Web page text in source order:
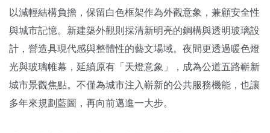
以減輕結構負擔，保留白色框架作為外觀意象，兼顧安全性
與城市記憶。新建築外觀則採清新明亮的鋼構與透明玻璃設
計，營造具現代感與整體性的藝文場域。夜間更透過暖色燈
光與玻璃帷幕，延續原有「天燈意象」，成為公道五路嶄新
城市景觀焦點。不僅為城市注入嶄新的公共服務機能，也讓
多年來規劃藍圖，再向前邁進一大步。